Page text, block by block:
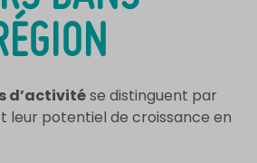
d’activitése distinguent par
leur potentiel de croissance en